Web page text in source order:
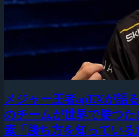
メジャー王者apEXが語
のチームが世界で勝つ
素「勝ち方を知っている